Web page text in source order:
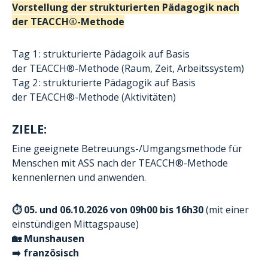
Vorstellung der strukturierten Pädagogik nach
der TEACCH®-Methode
Tag 1 : strukturierte Pädagoik auf Basis
der TEACCH®-Methode (Raum, Zeit, Arbeitssystem)
Tag 2 : strukturierte Pädagogik auf Basis
der TEACCH®-Methode (Aktivitäten)
ZIELE:
Eine geeignete Betreuungs-/Umgangsmethode für
Menschen mit ASS nach der TEACCH®-Methode
kennenlernen und anwenden.
⏱️ 05. und 06.10.2026 von 09h00 bis 16h30(mit einer
einstündigen Mittagspause)
🏡 Munshausen
➡️ französisch